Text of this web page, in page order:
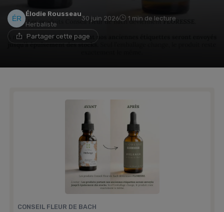
Élodie Rousseau
Herbaliste
30 juin 2026 1 min de lecture
Partager cette page
CONSEIL FLEUR DE BACH